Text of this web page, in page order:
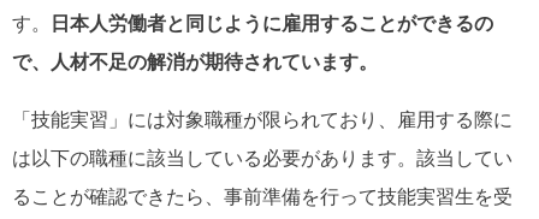
す。
日本人労働者と同じように雇用することができるの
で、人材不足の解消が期待されています。
「技能実習」には対象職種が限られており、雇用する際に
は以下の職種に該当している必要があります。該当してい
ることが確認できたら、事前準備を行って技能実習生を受